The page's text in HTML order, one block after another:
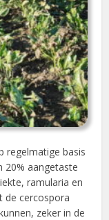
regelmatige basis
20% aangetaste
ramularia en
de cercospora
zeker in de